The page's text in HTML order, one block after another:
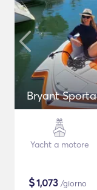
Bryant
Yacht a motore
$1,073 /giorno